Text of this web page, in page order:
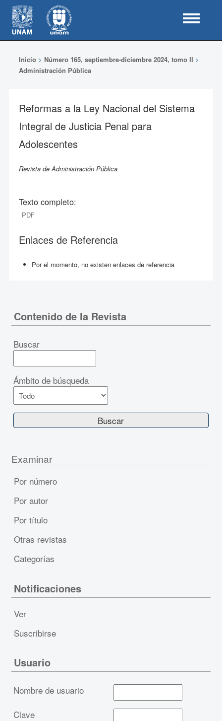
Inicio> Número 165, septiembre-diciembre 2024, tomo II >
Administración Pública
Reformas a la Ley Nacional del Sistema
Integral de Justicia Penal para
Adolescentes
Revista de Administración Pública
Texto completo:
PDF
Enlaces de Referencia
Por el momento, no existen enlaces de referencia
Contenido de la Revista
Buscar
Ámbito de búsqueda
Examinar
Por número
Por autor
Por título
Otras revistas
Categorías
Notificaciones
Ver
Suscribirse
Usuario
Nombre de usuario
Clave